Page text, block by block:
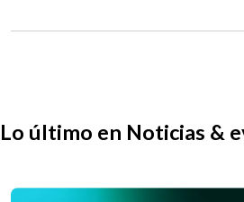
Lo último en Noticias &